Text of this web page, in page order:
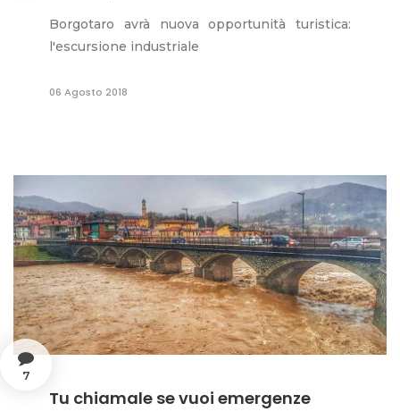
Borgotaro avrà nuova opportunità turistica:
l'escursione industriale
06 Agosto 2018
7
Tu chiamale se vuoi emergenze